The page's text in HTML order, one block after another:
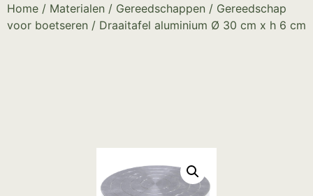
Home / Materialen / Gereedschappen / Gereedschap
voor boetseren / Draaitafel aluminium Ø 30 cm x h 6 cm